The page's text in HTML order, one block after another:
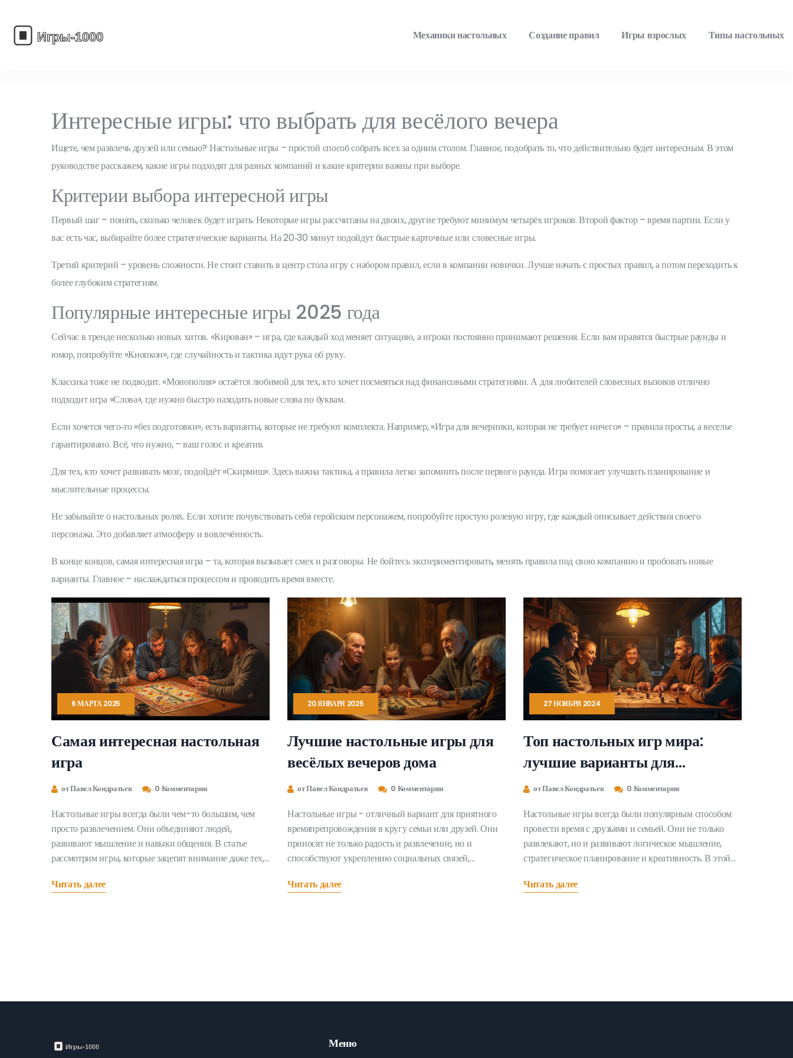
Механики настольных Создание правил Игры взрослых Типы настольных
Интересные игры: что выбрать для весёлого вечера
Ищете, чем развлечь друзей или семью? Настольные игры – простой способ собрать всех за одним столом. Главное, подобрать то, что действительно будет интересным. В этом
руководстве расскажем, какие игры подходят для разных компаний и какие критерии важны при выборе.
Критерии выбора интересной игры
Первый шаг – понять, сколько человек будет играть. Некоторые игры рассчитаны на двоих, другие требуют минимум четырёх игроков. Второй фактор – время партии. Если у
вас есть час, выбирайте более стратегические варианты. На 20‑30 минут подойдут быстрые карточные или словесные игры.
Третий критерий – уровень сложности. Не стоит ставить в центр стола игру с набором правил, если в компании новички. Лучше начать с простых правил, а потом переходить к
более глубоким стратегиям.
Популярные интересные игры 2025 года
Сейчас в тренде несколько новых хитов. «Кирован» – игра, где каждый ход меняет ситуацию, а игроки постоянно принимают решения. Если вам нравятся быстрые раунды и
юмор, попробуйте «Кнопкон», где случайность и тактика идут рука об руку.
Классика тоже не подводит. «Монополия» остаётся любимой для тех, кто хочет посмеяться над финансовыми стратегиями. А для любителей словесных вызовов отлично
подходит игра «Слова», где нужно быстро находить новые слова по буквам.
Если хочется чего‑то «без подготовки», есть варианты, которые не требуют комплекта. Например, «Игра для вечеринки, которая не требует ничего» – правила просты, а веселье
гарантировано. Всё, что нужно, – ваш голос и креатив.
Для тех, кто хочет развивать мозг, подойдёт «Скирмиш». Здесь важна тактика, а правила легко запомнить после первого раунда. Игра помогает улучшить планирование и
мыслительные процессы.
Не забывайте о настольных ролях. Если хотите почувствовать себя геройским персонажем, попробуйте простую ролевую игру, где каждый описывает действия своего
персонажа. Это добавляет атмосферу и вовлечённость.
В конце концов, самая интересная игра – та, которая вызывает смех и разговоры. Не бойтесь экспериментировать, менять правила под свою компанию и пробовать новые
варианты. Главное – наслаждаться процессом и проводить время вместе.
6 МАРТА 2025
Самая интересная настольная
игра
от Павел Кондратьев 0 Комментарии
Настольные игры всегда были чем-то большим, чем
просто развлечением. Они объединяют людей,
развивают мышление и навыки общения. В статье
рассмотрим игры, которые зацепят внимание даже тех,
сейчас на пике популярности и почему она так
Читать далее
20 ЯНВАРЯ 2025
Лучшие настольные игры для
весёлых вечеров дома
от Павел Кондратьев 0 Комментарии
Настольные игры - отличный вариант для приятного
времяпрепровождения в кругу семьи или друзей. Они
приносят не только радость и развлечение, но и
способствуют укреплению социальных связей,
развивать стратегические способности. В статье
Читать далее
27 НОЯБРЯ 2024
Топ настольных игр мира:
лучшие варианты для
увлекательных вечеров
от Павел Кондратьев 0 Комментарии
Настольные игры всегда были популярным способом
провести время с друзьями и семьей. Они не только
развлекают, но и развивают логическое мышление,
стратегическое планирование и креативность. В этой
захватывающие настольные игры, которые подарят
Читать далее
Меню